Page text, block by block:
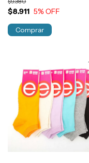
$8.911 5% OFF
Comprar